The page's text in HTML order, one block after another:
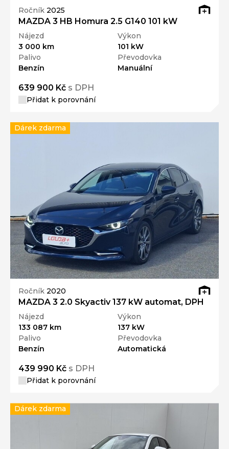
Ročník 2025
MAZDA 3 HB Homura 2.5 G140 101 kW
Nájezd
3 000 km
Výkon
101 kW
Palivo
Benzín
Převodovka
Manuální
639 900 Kč s DPH
Přidat k porovnání
Ročník 2020
MAZDA 3 2.0 Skyactiv 137 kW automat, DPH
Nájezd
133 087 km
Výkon
137 kW
Palivo
Benzín
Převodovka
Automatická
439 990 Kč s DPH
Přidat k porovnání
Dárek zdarma
Dárek zdarma